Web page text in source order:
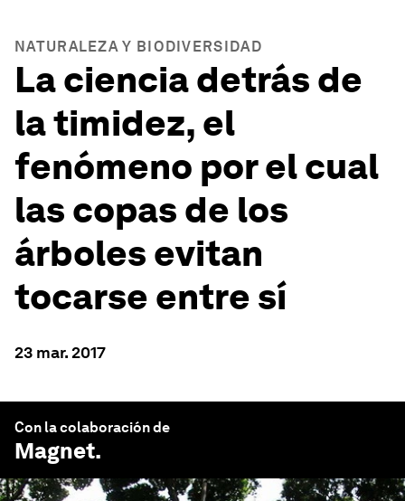
NATURALEZA Y BIODIVERSIDAD
La ciencia detrás de
la timidez, el
fenómeno por el cual
las copas de los
árboles evitan
tocarse entre sí
23 mar. 2017
Con la colaboración de
Magnet.